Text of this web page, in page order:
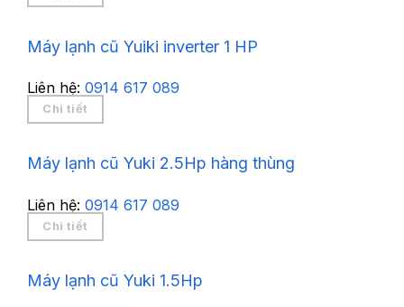
Máy lạnh cũ Yuiki inverter 1 HP
Liên hệ: 0914 617 089
Chi tiết
Máy lạnh cũ Yuki 2.5Hp hàng thùng
Liên hệ: 0914 617 089
Chi tiết
Máy lạnh cũ Yuki 1.5Hp